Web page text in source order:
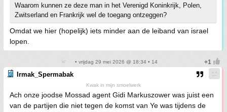
Waarom kunnen ze deze man in het Verenigd Koninkrijk, Polen,
Zwitserland en Frankrijk wel de toegang ontzeggen?
Omdat we hier (hopelijk) iets minder aan de leiband van israel
lopen.
• vrijdag 29 mei 2026 @ 18:34 • 14
Irmak_Spermabak
Kwak in mijn smoelwerk
Ach onze joodse Mossad agent Gidi Markuszower was juist een
van de partijen die niet tegen de komst van Ye was tijdens de